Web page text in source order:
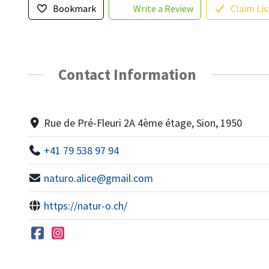
Bookmark Write a Review Claim
Contact Information
Rue de Pré-Fleuri 2A 4ème étage, Sion, 1950
+41 79 538 97 94
naturo.alice@gmail.com
https://natur-o.ch/